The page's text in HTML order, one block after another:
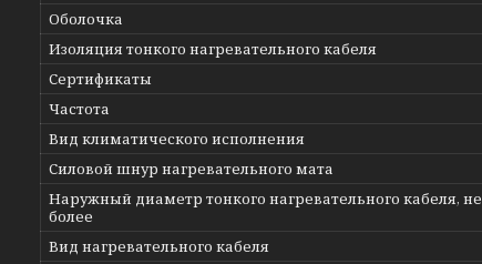
Оболочка
Изоляция тонкого нагревательного кабеля
Сертификаты
Частота
Вид климатического исполнения
Силовой шнур нагревательного мата
Наружный диаметр тонкого нагревательного кабеля, не
более
Вид нагревательного кабеля